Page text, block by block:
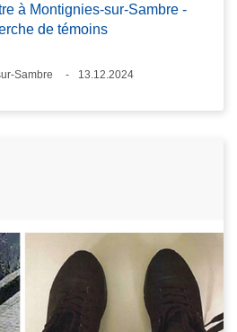
à Montignies-sur-Sambre -
de témoins
Sambre
13.12.2024